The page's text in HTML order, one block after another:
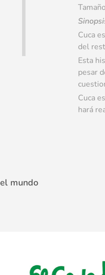
Cuca
del
Esta
pesar
Cuca
hará
mundo